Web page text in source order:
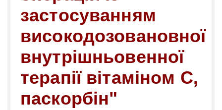
застосуванням
високодозовановної
внутрішньовенної
терапії вітаміном С,
паскорбін"